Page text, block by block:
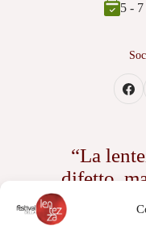
5 -
“La
difetto,
assaporare